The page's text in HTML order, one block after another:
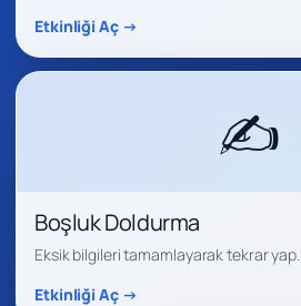
Etkinliği Aç →
✍️
Boşluk Doldurma
Eksik bilgileri tamamlayarak tekrar yap.
Etkinliği Aç →